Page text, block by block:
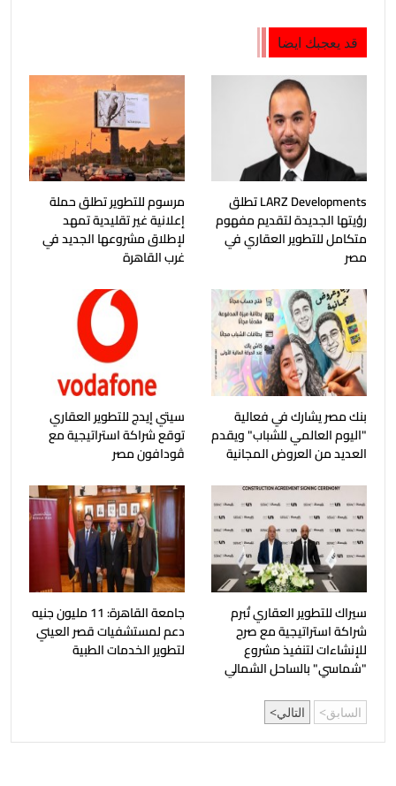
قد يعجبك ايضا
LARZ Developments تطلق
رؤيتها الجديدة لتقديم مفهوم
متكامل للتطوير العقاري في
مصر
مرسوم للتطوير تطلق حملة
إعلانية غير تقليدية تمهد
لإطلاق مشروعها الجديد في
غرب القاهرة
بنك مصر يشارك في فعالية
"اليوم العالمي للشباب" ويقدم
العديد من العروض المجانية
سيتي إيدج للتطوير العقاري
توقع شراكة استراتيجية مع
ڤودافون مصر
سيراك للتطوير العقاري تُبرم
شراكة استراتيجية مع صرح
للإنشاءات لتنفيذ مشروع
"شماسي" بالساحل الشمالي
جامعة القاهرة: 11 مليون جنيه
دعم لمستشفيات قصر العيني
لتطوير الخدمات الطبية
السابق التالي